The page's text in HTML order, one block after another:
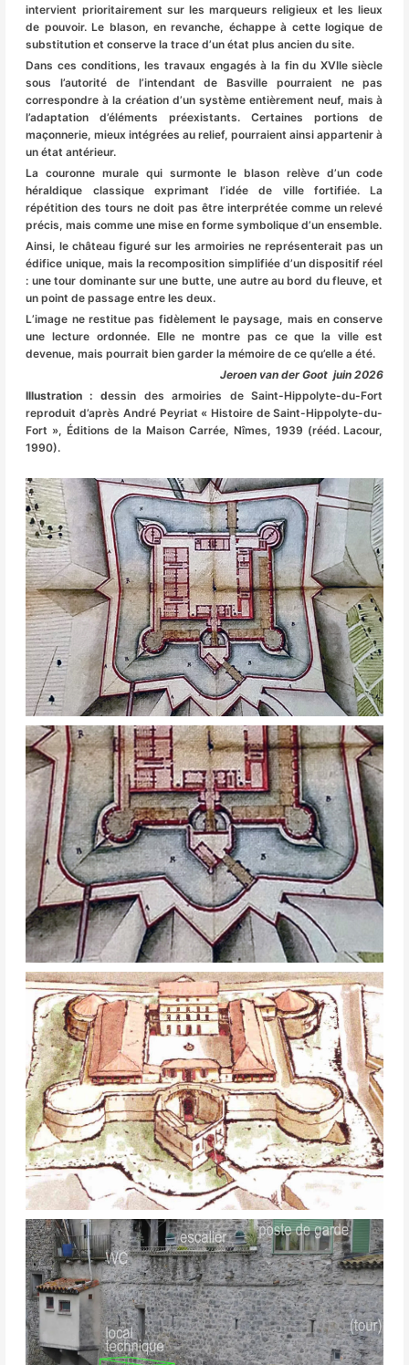
intervient prioritairement sur les marqueurs religieux et les lieux
de pouvoir. Le blason, en revanche, échappe à cette logique de
substitution et conserve la trace d’un état plus ancien du site.
Dans ces conditions, les travaux engagés à la fin du XVIIe siècle
sous l’autorité de l’intendant de Basville pourraient ne pas
correspondre à la création d’un système entièrement neuf, mais à
l’adaptation d’éléments préexistants. Certaines portions de
maçonnerie, mieux intégrées au relief, pourraient ainsi appartenir à
un état antérieur.
La couronne murale qui surmonte le blason relève d’un code
héraldique classique exprimant l’idée de ville fortifiée. La
répétition des tours ne doit pas être interprétée comme un relevé
précis, mais comme une mise en forme symbolique d’un ensemble.
Ainsi, le château figuré sur les armoiries ne représenterait pas un
édifice unique, mais la recomposition simplifiée d’un dispositif réel
: une tour dominante sur une butte, une autre au bord du fleuve, et
un point de passage entre les deux.
L’image ne restitue pas fidèlement le paysage, mais en conserve
une lecture ordonnée. Elle ne montre pas ce que la ville est
devenue, mais pourrait bien garder la mémoire de ce qu’elle a été.
Jeroen van der Goot juin 2026
Illustration : dessin des armoiries de Saint-Hippolyte-du-Fort
reproduit d’après André Peyriat « Histoire de Saint-Hippolyte-du-
Fort », Éditions de la Maison Carrée, Nîmes, 1939 (rééd. Lacour,
1990).